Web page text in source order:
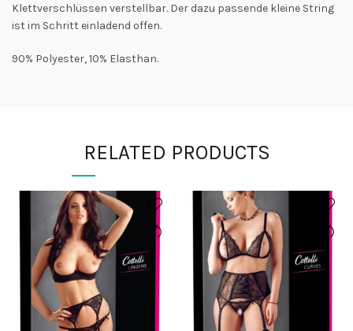
Klettverschlüssen verstellbar. Der dazu passende kleine String
ist im Schritt einladend offen.
90% Polyester, 10% Elasthan.
RELATED PRODUCTS